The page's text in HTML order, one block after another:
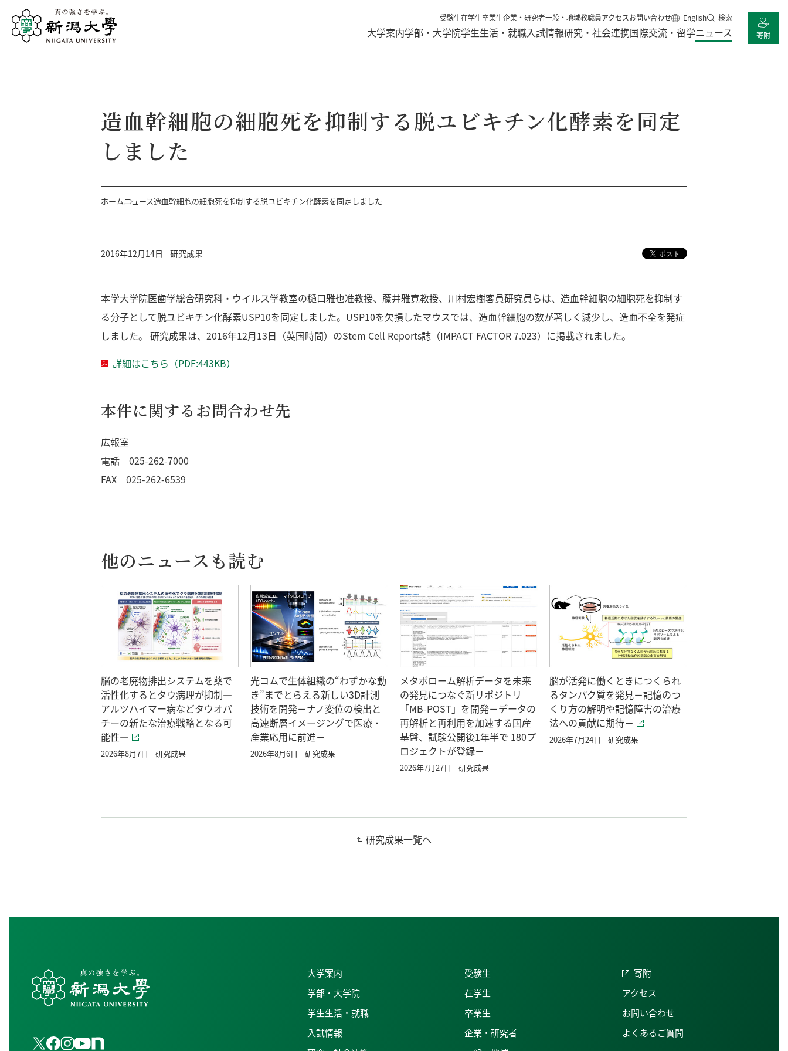
大学案内学部・大学院学生生活・就職入試情報研究・社会連携国際交流・留学ニュース
受験生在学生卒業生企業・研究者一般・地域教職員アクセスお問い合わせ
English
寄附
検索
造血幹細胞の細胞死を抑制する脱ユビキチン化酵素を同定
しました
ホームニュース造血幹細胞の細胞死を抑制する脱ユビキチン化酵素を同定しました
2016年12月14日 研究成果
本学大学院医歯学総合研究科・ウイルス学教室の樋口雅也准教授、藤井雅寛教授、川村宏樹客員研究員らは、造血幹細胞の細胞死を抑制す
る分子として脱ユビキチン化酵素USP10を同定しました。USP10を欠損したマウスでは、造血幹細胞の数が著しく減少し、造血不全を発症
しました。 研究成果は、2016年12月13日（英国時間）のStem Cell Reports誌（IMPACT FACTOR 7.023）に掲載されました。
詳細はこちら（PDF:443KB）
本件に関するお問合わせ先
広報室
電話 025-262-7000
FAX 025-262-6539
他のニュースも読む
脳の老廃物排出システムを薬で
活性化するとタウ病理が抑制―
アルツハイマー病などタウオパ
チーの新たな治療戦略となる可
能性―
2026年8月7日 研究成果
光コムで生体組織の“わずかな動
き”までとらえる新しい3D計測
技術を開発－ナノ変位の検出と
高速断層イメージングで医療・
産業応用に前進－
2026年8月6日 研究成果
メタボローム解析データを未来
の発見につなぐ新リポジトリ
「MB-POST」を開発－データの
再解析と再利用を加速する国産
基盤、試験公開後1年半で 180プ
ロジェクトが登録－
2026年7月27日 研究成果
脳が活発に働くときにつくられ
るタンパク質を発見－記憶のつ
くり方の解明や記憶障害の治療
法への貢献に期待－
2026年7月24日 研究成果
研究成果一覧へ
大学案内
学部・大学院
学生生活・就職
入試情報
受験生
在学生
卒業生
企業・研究者
寄附
アクセス
お問い合わせ
よくあるご質問